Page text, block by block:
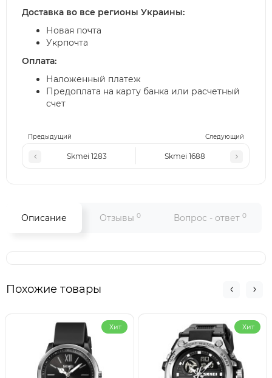
Предыдущий Следующий
Skmei 1283 Skmei 1688
Доставка во все регионы Украины:
Новая почта
Укрпочта
Оплата:
Наложенный платеж
Предоплата на карту банка или расчетный
счет
Описание Отзывы 0 Вопрос - ответ 0
Похожие товары
Хит Хит